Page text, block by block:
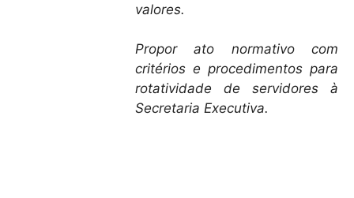
valores.
Propor ato normativo com
critérios e procedimentos para
rotatividade de servidores à
Secretaria Executiva.